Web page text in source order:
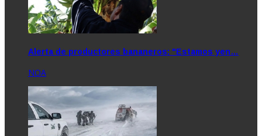
Alerta de productores bananeros: "Estamos yen…
NOA